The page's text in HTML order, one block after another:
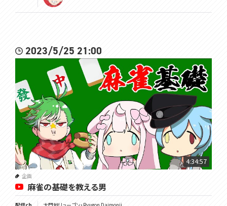
2023/5/25 21:00
4:34:57
企画
麻雀の基礎を教える男
配信ch 大門地リューゴン・Ryugon Daimonji